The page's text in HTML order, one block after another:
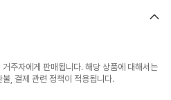
주자에게 판매됩니다. 해당 상품에 대해서는
, 결제 관련 정책이 적용됩니다.